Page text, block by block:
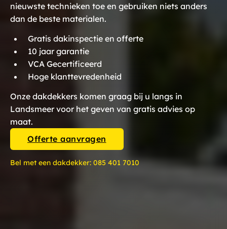
nieuwste technieken toe en gebruiken niets anders
dan de beste materialen.
Gratis dakinspectie en offerte
10 jaar garantie
VCA Gecertificeerd
Hoge klanttevredenheid
Onze dakdekkers komen graag bij u langs in
Landsmeer voor het geven van gratis advies op
maat.
Offerte aanvragen
Bel met een dakdekker: 085 401 7010